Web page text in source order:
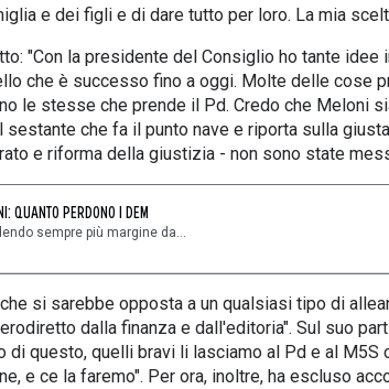
e dei figli e di dare tutto per loro. La mia
"Con la presidente del Consiglio ho tante
che è successo fino a oggi. Molte delle
le stesse che prende il Pd. Credo che Meloni
sestante che fa il punto nave e riporta sulla
e riforma della giustizia - non sono state
QUANTO PERDONO I DEM
sempre più margine da...
che si sarebbe opposta a un qualsiasi tipo di
dalla finanza e dall'editoria". Sul suo
questo, quelli bravi li lasciamo al Pd e al
ce la faremo". Per ora, inoltre, ha escluso